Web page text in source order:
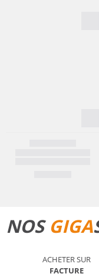
NOS GIGA
ACHETER SUR
FACTURE